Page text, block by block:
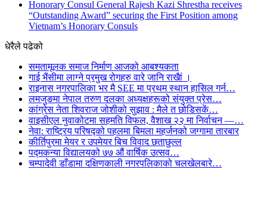
Honorary Consul General Rajesh Kazi Shrestha receives
“Outstanding Award” securing the First Position among
Vietnam’s Honorary Consuls
धेरैले पढेको
समतामूलक समाज निर्माण आजको आबश्यकता
गाई भैंसीमा लाग्ने प्रमुख रोगहरु वारे जानि राखैां ।
राइनास नगरपालिका भर मै SEE मा प्रथम स्थान हासिल गर्न…
लमजुङमा नेपाल तरुण दलका अध्यक्षहरूको संयुक्त प्रेस…
कांग्रेस नेता शिवराज जोशीको सुझाव : मैले त छोडिसकें…
वाइसीएल नुवाकोटमा सहमति विफल, वैशाख २२ मा निर्वाचन —…
नेवा: राष्ट्रिय परिषद्को पहलमा बिमला महर्जनको जग्गामा तारबार
कीर्तिपुरमा मेयर र उपमेयर बिच विवाद छताछुल्ल
पद्मकन्या विद्यालयको ७७ औं ‌‌वार्षिक ‌उत्सव…
चम्पादेवी डाँडामा दक्षिणकाली नगरपलिकाको चलखेलबारे…